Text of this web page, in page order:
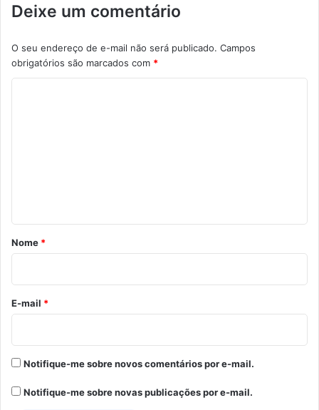
Deixe um comentário
O seu endereço de e-mail não será publicado. Campos
obrigatórios são marcados com *
r
o
*
Nome *
E-mail *
Notifique-me sobre novos comentários por e-mail.
Notifique-me sobre novas publicações por e-mail.